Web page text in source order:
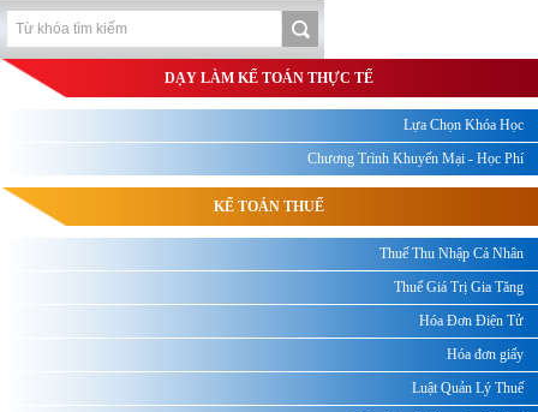
DẠY LÀM KẾ TOÁN THỰC TẾ
Lựa Chọn Khóa Học
Chương Trình Khuyến Mại - Học Phí
KẾ TOÁN THUẾ
Thuế Thu Nhập Cá Nhân
Thuế Giá Trị Gia Tăng
Hóa Đơn Điện Tử
Hóa đơn giấy
Luật Quản Lý Thuế